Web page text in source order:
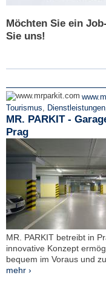
Möchten Sie ein
Sie uns!
Tourismus, Dienstleistungen
MR. PARKIT -
Prag
MR. PARKIT betreibt in
innovative Konzept
bequem im Voraus und
mehr ›